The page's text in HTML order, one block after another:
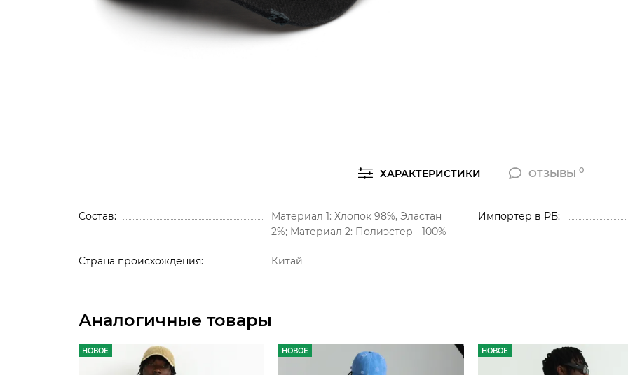
ХАРАКТЕРИСТИКИ ОТЗЫВЫ0
Состав
Материал 1: Хлопок 98%, Эластан
2%; Материал 2: Полиэстер - 100%
Страна происхождения Китай
Импортер в РБ
Аналогичные товары
НОВОЕ НОВОЕ НОВОЕ